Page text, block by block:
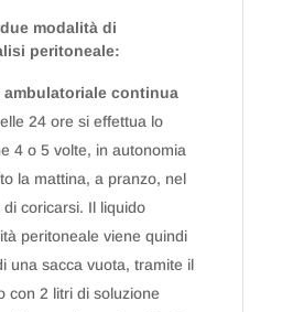
due modalità di
peritoneale:
continua
24 ore si effettua lo
4 o 5 volte, in autonomia
la mattina, a pranzo, nel
coricarsi. Il liquido
peritoneale viene quindi
una sacca vuota, tramite il
con 2 litri di soluzione